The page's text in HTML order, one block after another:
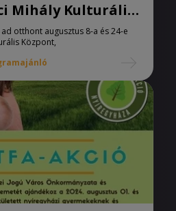
Mihály Kulturális
otthont augusztus 8-a és 24-e
Központ,